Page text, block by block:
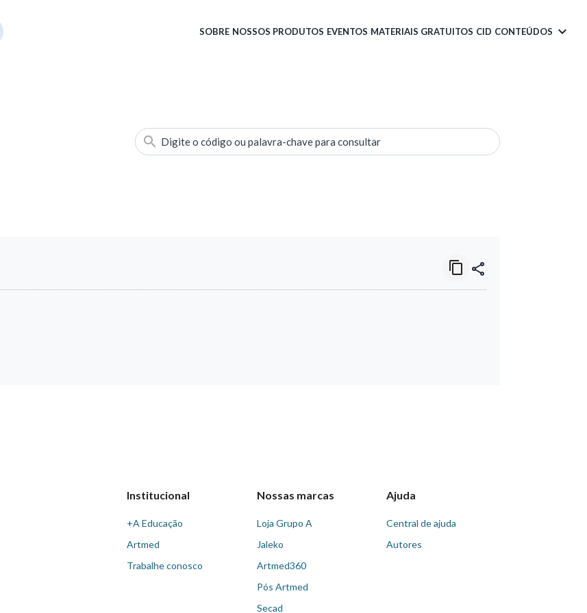
SOBRE NOSSOS PRODUTOS EVENTOS MATERIAIS GRATUITOS CID CONTEÚDOS
Digite o código ou palavra-chave para consultar
Institucional
+A Educação
Artmed
Trabalhe conosco
Nossas marcas
Loja Grupo A
Jaleko
Artmed360
Pós Artmed
Secad
Ajuda
Central de ajuda
Autores